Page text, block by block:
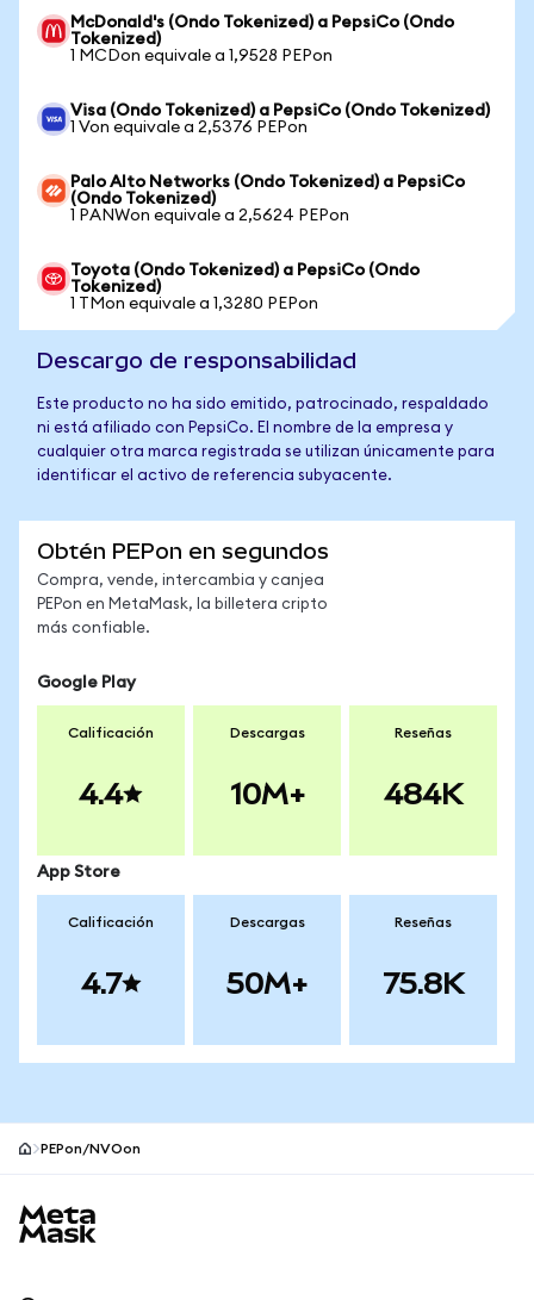
McDonald's (Ondo Tokenized) a PepsiCo (Ondo
Tokenized)
1 MCDon equivale a 1,9528 PEPon
Visa (Ondo Tokenized) a PepsiCo (Ondo Tokenized)
1 Von equivale a 2,5376 PEPon
Palo Alto Networks (Ondo Tokenized) a PepsiCo
(Ondo Tokenized)
1 PANWon equivale a 2,5624 PEPon
Toyota (Ondo Tokenized) a PepsiCo (Ondo
Tokenized)
1 TMon equivale a 1,3280 PEPon
Descargo de responsabilidad
Este producto no ha sido emitido, patrocinado, respaldado
ni está afiliado con PepsiCo. El nombre de la empresa y
cualquier otra marca registrada se utilizan únicamente para
identificar el activo de referencia subyacente.
Obtén PEPon en segundos
Compra, vende, intercambia y canjea
PEPon en MetaMask, la billetera cripto
más confiable.
Google Play
Calificación
4.4
Descargas
10M+
Reseñas
484K
App Store
Calificación
4.7
Descargas
50M+
Reseñas
75.8K
PEPon/NVOon